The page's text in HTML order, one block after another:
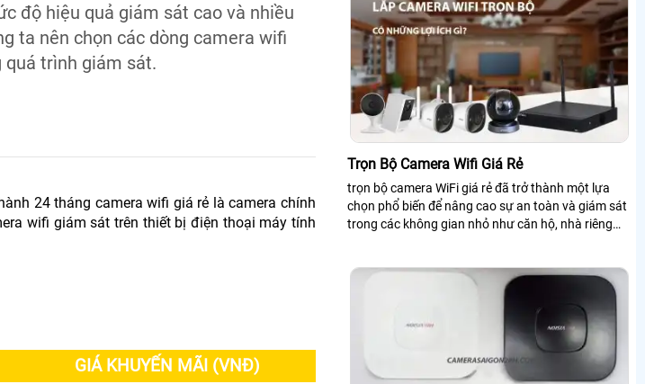
độ hiệu quả giám sát cao và nhiều
ta nên chọn các dòng camera wifi
quá trình giám sát.
24 tháng camera wifi giá rẻ là camera chính
wifi giám sát trên thiết bị điện thoại máy tính
GIÁ KHUYẾN MÃI (VNĐ)
Trọn Bộ Camera Wifi Giá Rẻ
trọn bộ camera WiFi giá rẻ đã trở thành một lựa
chọn phổ biến để nâng cao sự an toàn và giám sát
trong các không gian nhỏ như căn hộ, nhà riêng